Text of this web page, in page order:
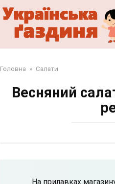
Головна » Салати
Весняний
На прилавках